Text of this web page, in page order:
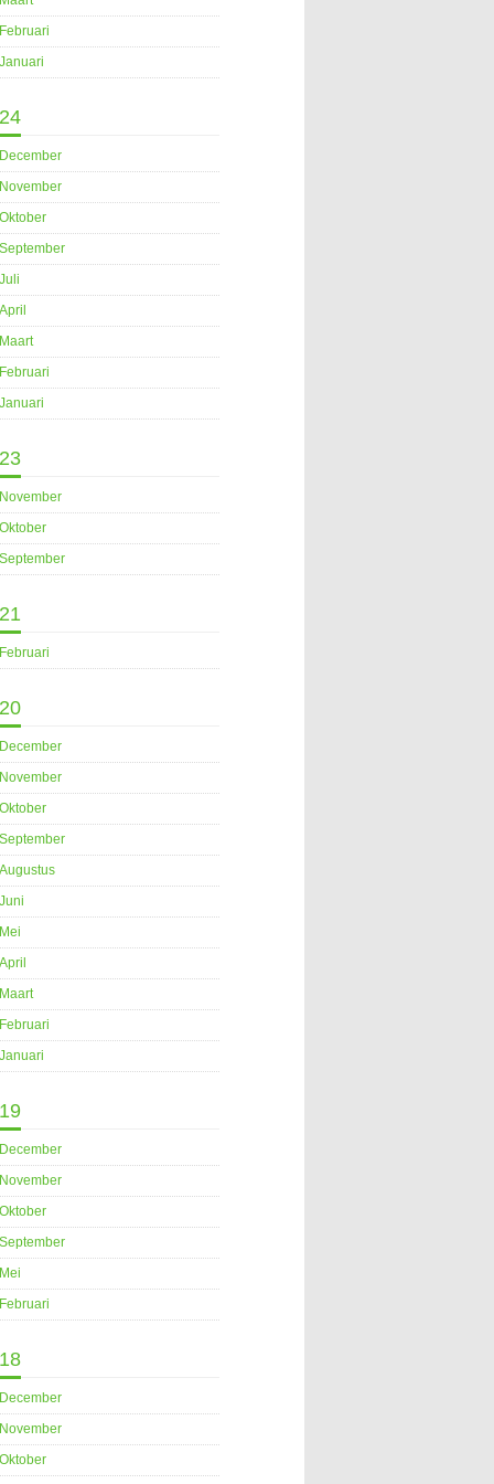
Februari
Januari
December
November
Oktober
September
Juli
April
Maart
Februari
Januari
November
Oktober
September
Februari
December
November
Oktober
September
Augustus
Juni
Mei
April
Maart
Februari
Januari
December
November
Oktober
September
Mei
Februari
December
November
Oktober